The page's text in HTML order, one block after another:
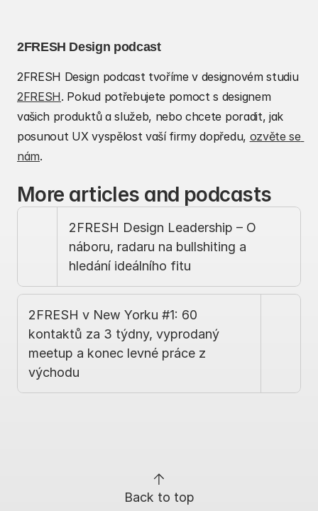
2FRESH Design podcast
2FRESH Design podcast tvoříme v designovém studiu
2FRESH. Pokud potřebujete pomoct s designem
vašich produktů a služeb, nebo chcete poradit, jak
posunout UX vyspělost vaší firmy dopředu, ozvěte se
nám.
More articles and podcasts
2FRESH Design Leadership – O
náboru, radaru na bullshiting a
hledání ideálního fitu
2FRESH v New Yorku #1: 60
kontaktů za 3 týdny, vyprodaný
meetup a konec levné práce z
východu
Back to top